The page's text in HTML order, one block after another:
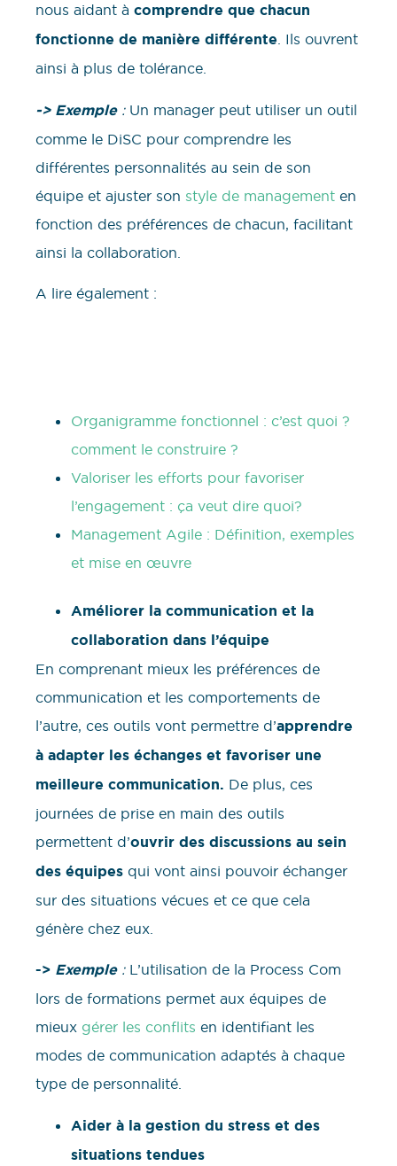
nous aidant à comprendre que chacun
fonctionne de manière différente. Ils ouvrent
ainsi à plus de tolérance.
-> Exemple :Un manager peut utiliser un outil
comme le DiSC pour comprendre les
différentes personnalités au sein de son
équipe et ajuster son style de management en
fonction des préférences de chacun, facilitant
ainsi la collaboration.
A lire également :
Organigramme fonctionnel : c’est quoi ?
comment le construire ?
Valoriser les efforts pour favoriser
l’engagement : ça veut dire quoi?
Management Agile : Définition, exemples
et mise en œuvre
Améliorer la communication et la
collaboration dans l’équipe
En comprenant mieux les préférences de
communication et les comportements de
l’autre, ces outils vont permettre d’apprendre
à adapter les échanges et favoriser une
meilleure communication. De plus, ces
journées de prise en main des outils
permettent d’ouvrir des discussions au sein
des équipes qui vont ainsi pouvoir échanger
sur des situations vécues et ce que cela
génère chez eux.
-> Exemple:L’utilisation de la Process Com
lors de formations permet aux équipes de
mieux gérer les conflits en identifiant les
modes de communication adaptés à chaque
type de personnalité.
Aider à la gestion du stress et des
situations tendues